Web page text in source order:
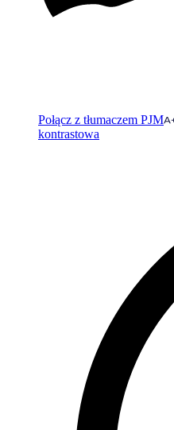
Połącz z tłumaczem PJM
kontrastowa